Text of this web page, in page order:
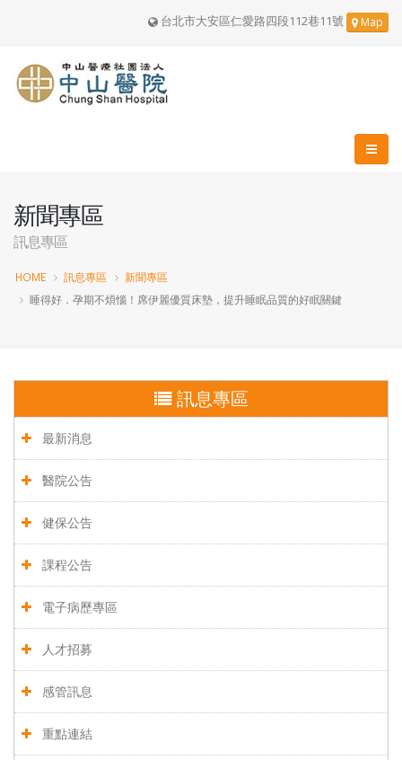
台北市大安區仁愛路四段112巷11號 Map
新聞專區
訊息專區
HOME 訊息專區
新聞專區
睡得好．孕期不煩惱！席伊麗優質床墊，提升睡眠品質的好眠關鍵
訊息專區
最新消息
醫院公告
健保公告
課程公告
電子病歷專區
人才招募
感管訊息
重點連結